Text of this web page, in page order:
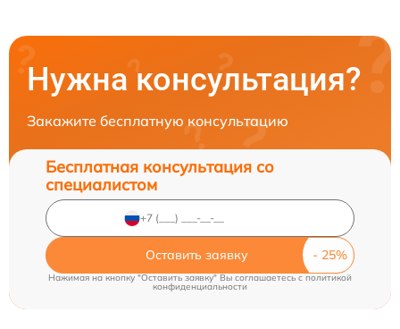
Нужна консультация?
Закажите бесплатную консультацию
Бесплатная консультация со
специалистом
Оставить заявку
Нажимая на кнопку "Оставить заявку" Вы соглашаетесь cполитикой
конфиденциальности